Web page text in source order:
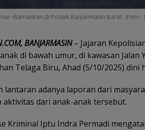
diamankan di Polsek Banjarmasin Barat. (Foto :
BANJARMASIN– Jajaran
di bawah umur, di kawasan Jalan
Telaga Biru, Ahad (5/10/2025) dini
lantaran adanya laporan dari
dari anak-anak tersebut.
Kriminal Iptu Indra Permadi